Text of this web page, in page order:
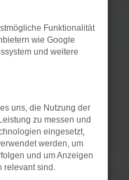
Stand
nur ein
auch dazu
nicht mehr
Funktionalität
wie Google
und weitere
uns, die Nutzung der
zu messen und
eingesetzt,
werden, um
und um Anzeigen
relevant sind.